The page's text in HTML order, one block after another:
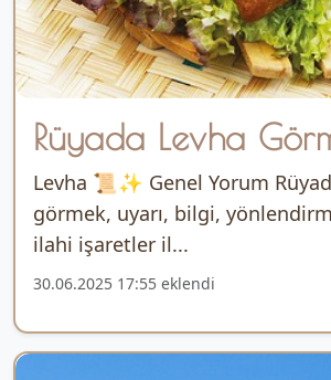
Rüyada Levha
Levha 📜✨ Genel Yorum
görmek, uyarı, bilgi,
ilahi işaretler il...
30.06.2025 17:55 eklendi